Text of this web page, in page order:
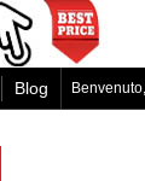
Blog Benvenuto,